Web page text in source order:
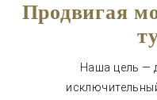
Продвигая
Наша цель —